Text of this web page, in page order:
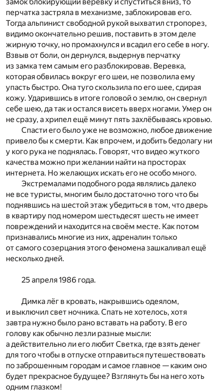
перчатка застряла в механизме, заблокировав его.
Тогда альпинист свободной рукой выхватил стропорез,
видимо окончательно решив, поставить в этом деле
жирную точку, но промахнулся и всадил его себе в ногу.
Взвыв от боли, он дернулся, выдернув перчатку
из замка тем самым его разблокировав. Веревка,
которая обвилась вокруг его шеи, не позволила ему
упасть быстро. Она туго скользила по его шее, сдирая
кожу. Ударившись в итоге головой о землю, он свернул
себе шею, да так и остался висеть вверх ногами. Умер он
не сразу, а хрипел ещё минут пять захлёбываясь кровью.
Спасти его было уже не возможно, любое движение
привело бы к смерти. Как впрочем, и добить бедолагу ни
у кого рука не поднялась. Говорят, что видео жуткого
качества можно при желании найти на просторах
интернета. Но желающих искать его не особо много.
Экстремалами подобного рода являлись далеко
не все туристы, многим было достаточно того что бы
поднявшись на шестой этаж убедиться в том, что дверь
в квартиру под номером шестьдесят шесть не имеет
повреждений и находится на своём месте. Как потом
признавались многие из них, адреналин только
от самого созерцания этого феномена зашкаливал ещё
несколько дней.
25 апреля 1986 года.
Димка лёг в кровать, накрывшись одеялом,
и выключил свет ночника. Спать не хотелось, хотя
завтра нужно было рано вставать на работу. В его
голову как обычно лезли разные мысли:
а действительно ли его любит Светка, где взять денег
для того чтобы в отпуске отправиться путешествовать
по заброшенным городам и самое главное — каким оно
будет прекрасное будущее? Взглянуть бы на него хоть
одним глазком!